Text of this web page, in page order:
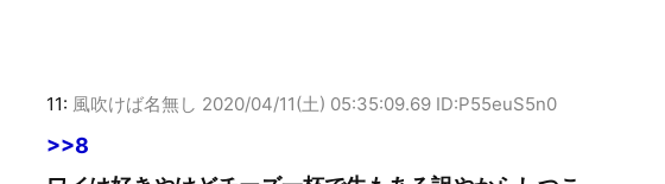
11: 風吹けば名無し 2020/04/11(土) 05:35:09.69 ID:P55euS5n0
>>8